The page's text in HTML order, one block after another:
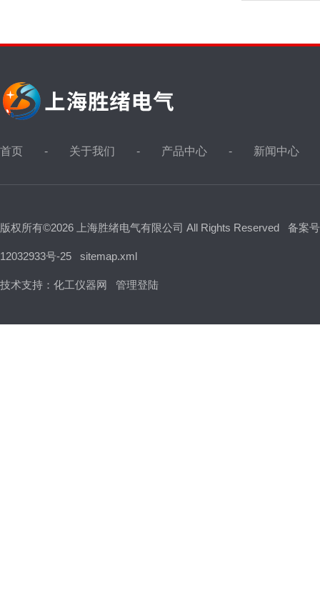
首页 关于我们 产品中心 新闻中心
版权所有©2026 上海胜绪电气有限公司 All Rights Reserved 备案
12032933号-25 sitemap.xml
技术支持： 化工仪器网 管理登陆